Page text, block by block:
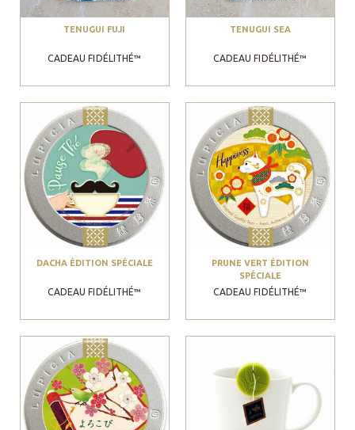
TENUGUI FUJI
CADEAU FIDÉLITHÉ™
TENUGUI SEA
CADEAU FIDÉLITHÉ™
DACHA ÉDITION SPÉCIALE
CADEAU FIDÉLITHÉ™
PRUNE VERT ÉDITION
SPÉCIALE
CADEAU FIDÉLITHÉ™